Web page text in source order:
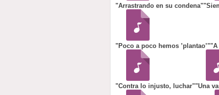
"Arrastrando en su condena"
"Poco a poco hemos ’plantao’"
"Contra lo injusto, luchar""Una